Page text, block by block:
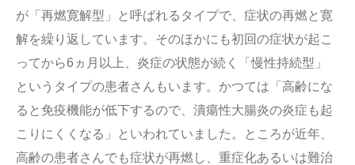
が「再燃寛解型」と呼ばれるタイプで、症状の再燃と寛
解を繰り返しています。そのほかにも初回の症状が起こ
ってから6ヵ月以上、炎症の状態が続く「慢性持続型」
というタイプの患者さんもいます。かつては「高齢にな
ると免疫機能が低下するので、潰瘍性大腸炎の炎症も起
こりにくくなる」といわれていました。ところが近年、
高齢の患者さんでも症状が再燃し、重症化あるいは難治